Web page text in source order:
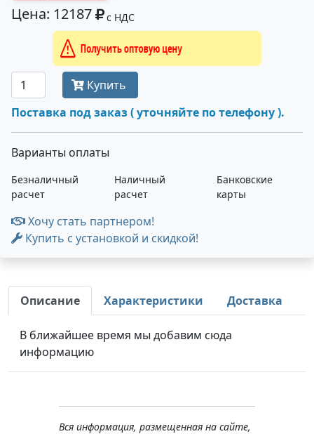
Цена: 12187 с НДС
Получить оптовую цену
Купить
Поставка под заказ ( уточняйте по телефону ).
Варианты оплаты
Безналичный
расчет
Наличный
расчет
Банковские
карты
Хочу стать партнером!
Купить с установкой и скидкой!
Описание Характеристики Доставка
В ближайшее время мы добавим сюда
информацию
Вся информация, размещенная на сайте,